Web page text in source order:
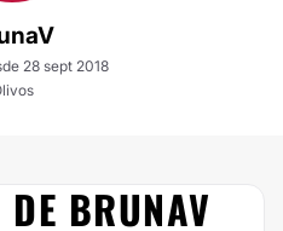
28 sept 2018
BRUNAV